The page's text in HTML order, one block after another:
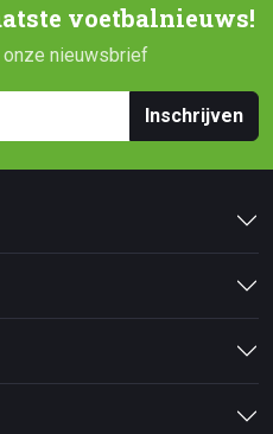
voetbalnieuws!
nieuwsbrief
Inschrijven